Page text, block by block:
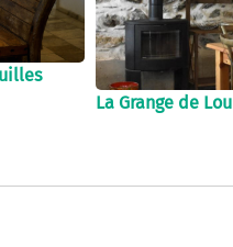
La Grange de Lou